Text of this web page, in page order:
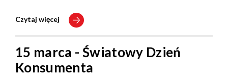
Czytaj więcej
15 marca - Światowy Dzień
Konsumenta